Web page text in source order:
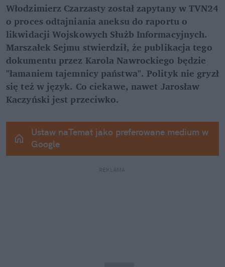
Włodzimierz Czarzasty został zapytany w TVN24
o proces odtajniania aneksu do raportu o
likwidacji Wojskowych Służb Informacyjnych.
Marszałek Sejmu stwierdził, że publikacja tego
dokumentu przez Karola Nawrockiego będzie
"łamaniem tajemnicy państwa". Polityk nie gryzł
się też w język. Co ciekawe, nawet Jarosław
Kaczyński jest przeciwko.
Ustaw naTemat jako preferowane medium w
Google
REKLAMA